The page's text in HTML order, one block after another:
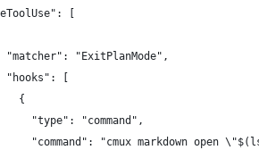
[
"matcher": "ExitPlanMode",
"hooks": [
{
"type": "command",
"command": "cmux markdown open